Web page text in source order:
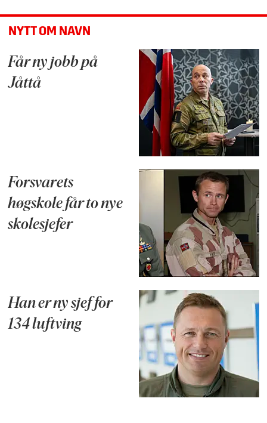
NYTT OM NAVN
Får ny jobb på
Jåttå
Forsvarets
høgskole får to nye
skolesjefer
Han er ny sjef for
134 luftving